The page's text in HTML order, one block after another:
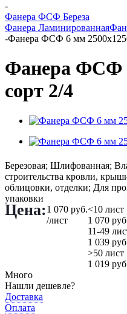
-
Фанера ФСФ Береза
Фанера Ламинированная
-Фанера ФСФ 6 мм
Фанера ФСФ
сорт 2/4
Березовая; Шлифованная;
строительства кровли,
облицовки, отделки; Для
упаковки
Цена:1 070 руб.
/лист
<10 лист
1 070
11-49
1 039
>50 лист
1 019
Много
Нашли дешевле?
Доставка
Оплата